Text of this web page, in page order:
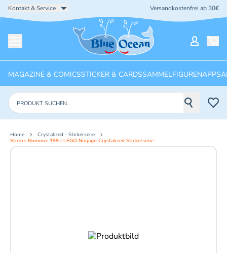
Kontakt & Service Versandkostenfrei ab 30€
Startseite
MAGAZINE & COMICSSTICKER & CARDSSAMMELFIGURENAPPS
Produkte suchen
Home
Crystalized - Stickerserie
Sticker Nummer 199 I LEGO Ninjago Crystalized Stickerserie